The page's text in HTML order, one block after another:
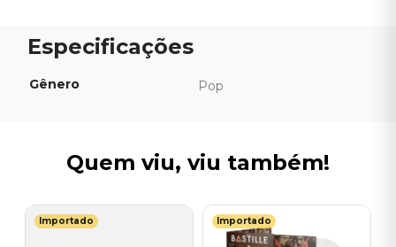
Gênero Pop
Quem viu, viu também!
Importado Importado